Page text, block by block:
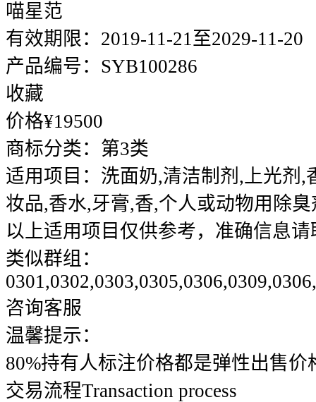
喵星范
有效期限： 2019-11-21至2029-11-20
产品编号： SYB100286
收藏
价格¥19500
商标分类： 第3类
适用项目： 洗面奶,清洁制剂,上光剂,
妆品,香水,牙膏,香,个人或动物用除臭
以上适用项目仅供参考，准确信息
类似群组：
咨询客服
温馨提示：
80%持有人标注价格都是弹性出售
交易流程Transaction process